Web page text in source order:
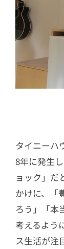
タイニーハ
8年に発生
ョック」だ
かけに、「
ろう」「本
考えるよう
ス生活が注